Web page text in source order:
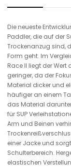
Die neueste
Paddler, die auf der
Trockenanzug sind,
Form geht. Im
Race II liegt der
geringer, da der
Material dicker und
häufiger an einem
das Material
für SUP
Arm und Beinen
einer Jacke und
Schulterbereich.
elastischen